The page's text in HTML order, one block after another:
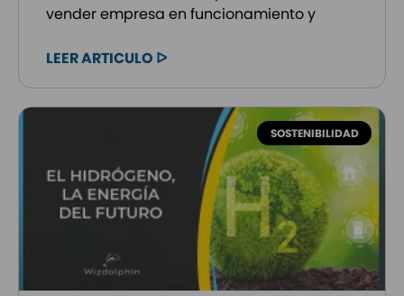
vender empresa en funcionamiento y
LEER ARTICULO ᐅ
SOSTENIBILIDAD